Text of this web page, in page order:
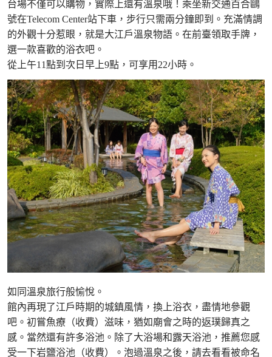
台場不僅可以購物，實際上還有溫泉哦！乘坐新交通百合鷗
號在Telecom Center站下車，步行只需兩分鐘即到。充滿情調
的外觀十分惹眼，就是大江戶溫泉物語。在前臺領取手牌，
選一款喜歡的浴衣吧。
從上午11點到次日早上9點，可享用22小時。
如同溫泉旅行般愉悅。
館內再現了江戶時期的城鎮風情，換上浴衣，盡情地參觀
吧。初嘗魚療（收費）滋味，猶如廟會之時的返璞歸真之
感。當然還有許多浴池。除了大浴場和露天浴池，推薦您感
受一下岩鹽浴池（收費）。泡過溫泉之後，請去看看被命名